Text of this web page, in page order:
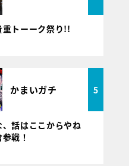
トーーク祭り!!
かまいガチ 5
話はここからやね
戦！